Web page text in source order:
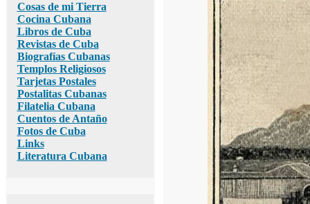
Cosas de mi Tierra
Cocina Cubana
Libros de Cuba
Revistas de Cuba
Biografías Cubanas
Templos Religiosos
Tarjetas Postales
Postalitas Cubanas
Filatelia Cubana
Cuentos de Antaño
Fotos de Cuba
Links
Literatura Cubana